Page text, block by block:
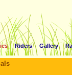
Riders Gallery